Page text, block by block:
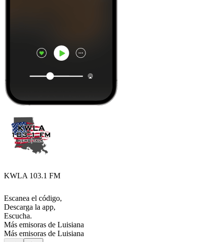
KWLA 103.1 FM
Escanea el código,
Descarga la app,
Escucha.
Más emisoras de Luisiana
Más emisoras de Luisiana